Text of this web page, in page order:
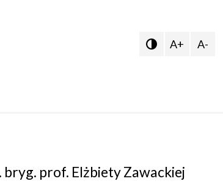
 A+ A-
prof. Elżbiety Zawackiej